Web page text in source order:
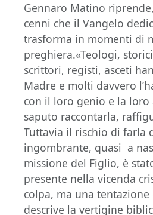
Gennaro Matino
cenni che il Vangelo
trasforma in momenti di
preghiera.«Teologi,
scrittori, registi, asceti
Madre e molti davvero
con il loro genio e la loro
saputo raccontarla,
Tuttavia il rischio di farla
ingombrante, quasi a
missione del Figlio, è
presente nella vicenda
colpa, ma una
descrive la vertigine